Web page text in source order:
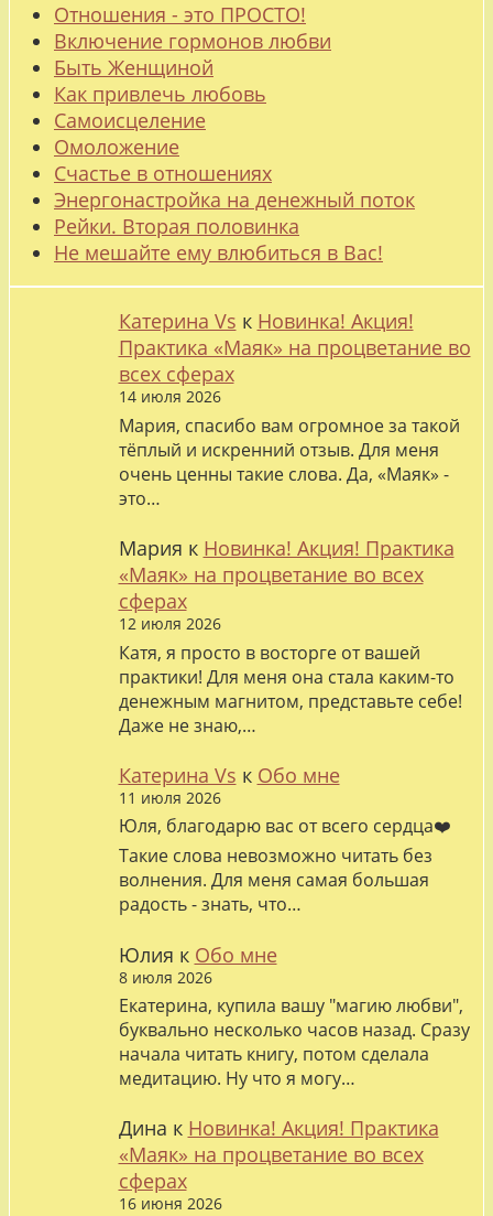
Отношения - это ПРОСТО!
Включение гормонов любви
Быть Женщиной
Как привлечь любовь
Самоисцеление
Омоложение
Счастье в отношениях
Энергонастройка на денежный поток
Рейки. Вторая половинка
Не мешайте ему влюбиться в Вас!
Катерина Vs к Новинка! Акция!
Практика «Маяк» на процветание во
всех сферах
14 июля 2026
Мария, спасибо вам огромное за такой
тёплый и искренний отзыв. Для меня
очень ценны такие слова. Да, «Маяк» -
это…
Мария к Новинка! Акция! Практика
«Маяк» на процветание во всех
сферах
12 июля 2026
Катя, я просто в восторге от вашей
практики! Для меня она стала каким-то
денежным магнитом, представьте себе!
Даже не знаю,…
Катерина Vs к Обо мне
11 июля 2026
Юля, благодарю вас от всего сердца❤️
Такие слова невозможно читать без
волнения. Для меня самая большая
радость - знать, что…
Юлия к Обо мне
8 июля 2026
Екатерина, купила вашу "магию любви",
буквально несколько часов назад. Сразу
начала читать книгу, потом сделала
медитацию. Ну что я могу…
Дина к Новинка! Акция! Практика
«Маяк» на процветание во всех
сферах
16 июня 2026